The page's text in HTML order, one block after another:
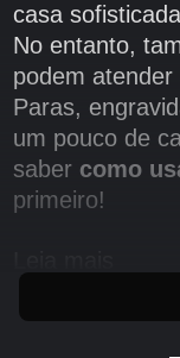
casa
No entanto,
podem
Paras,
um pouco de
saber como
primeiro!